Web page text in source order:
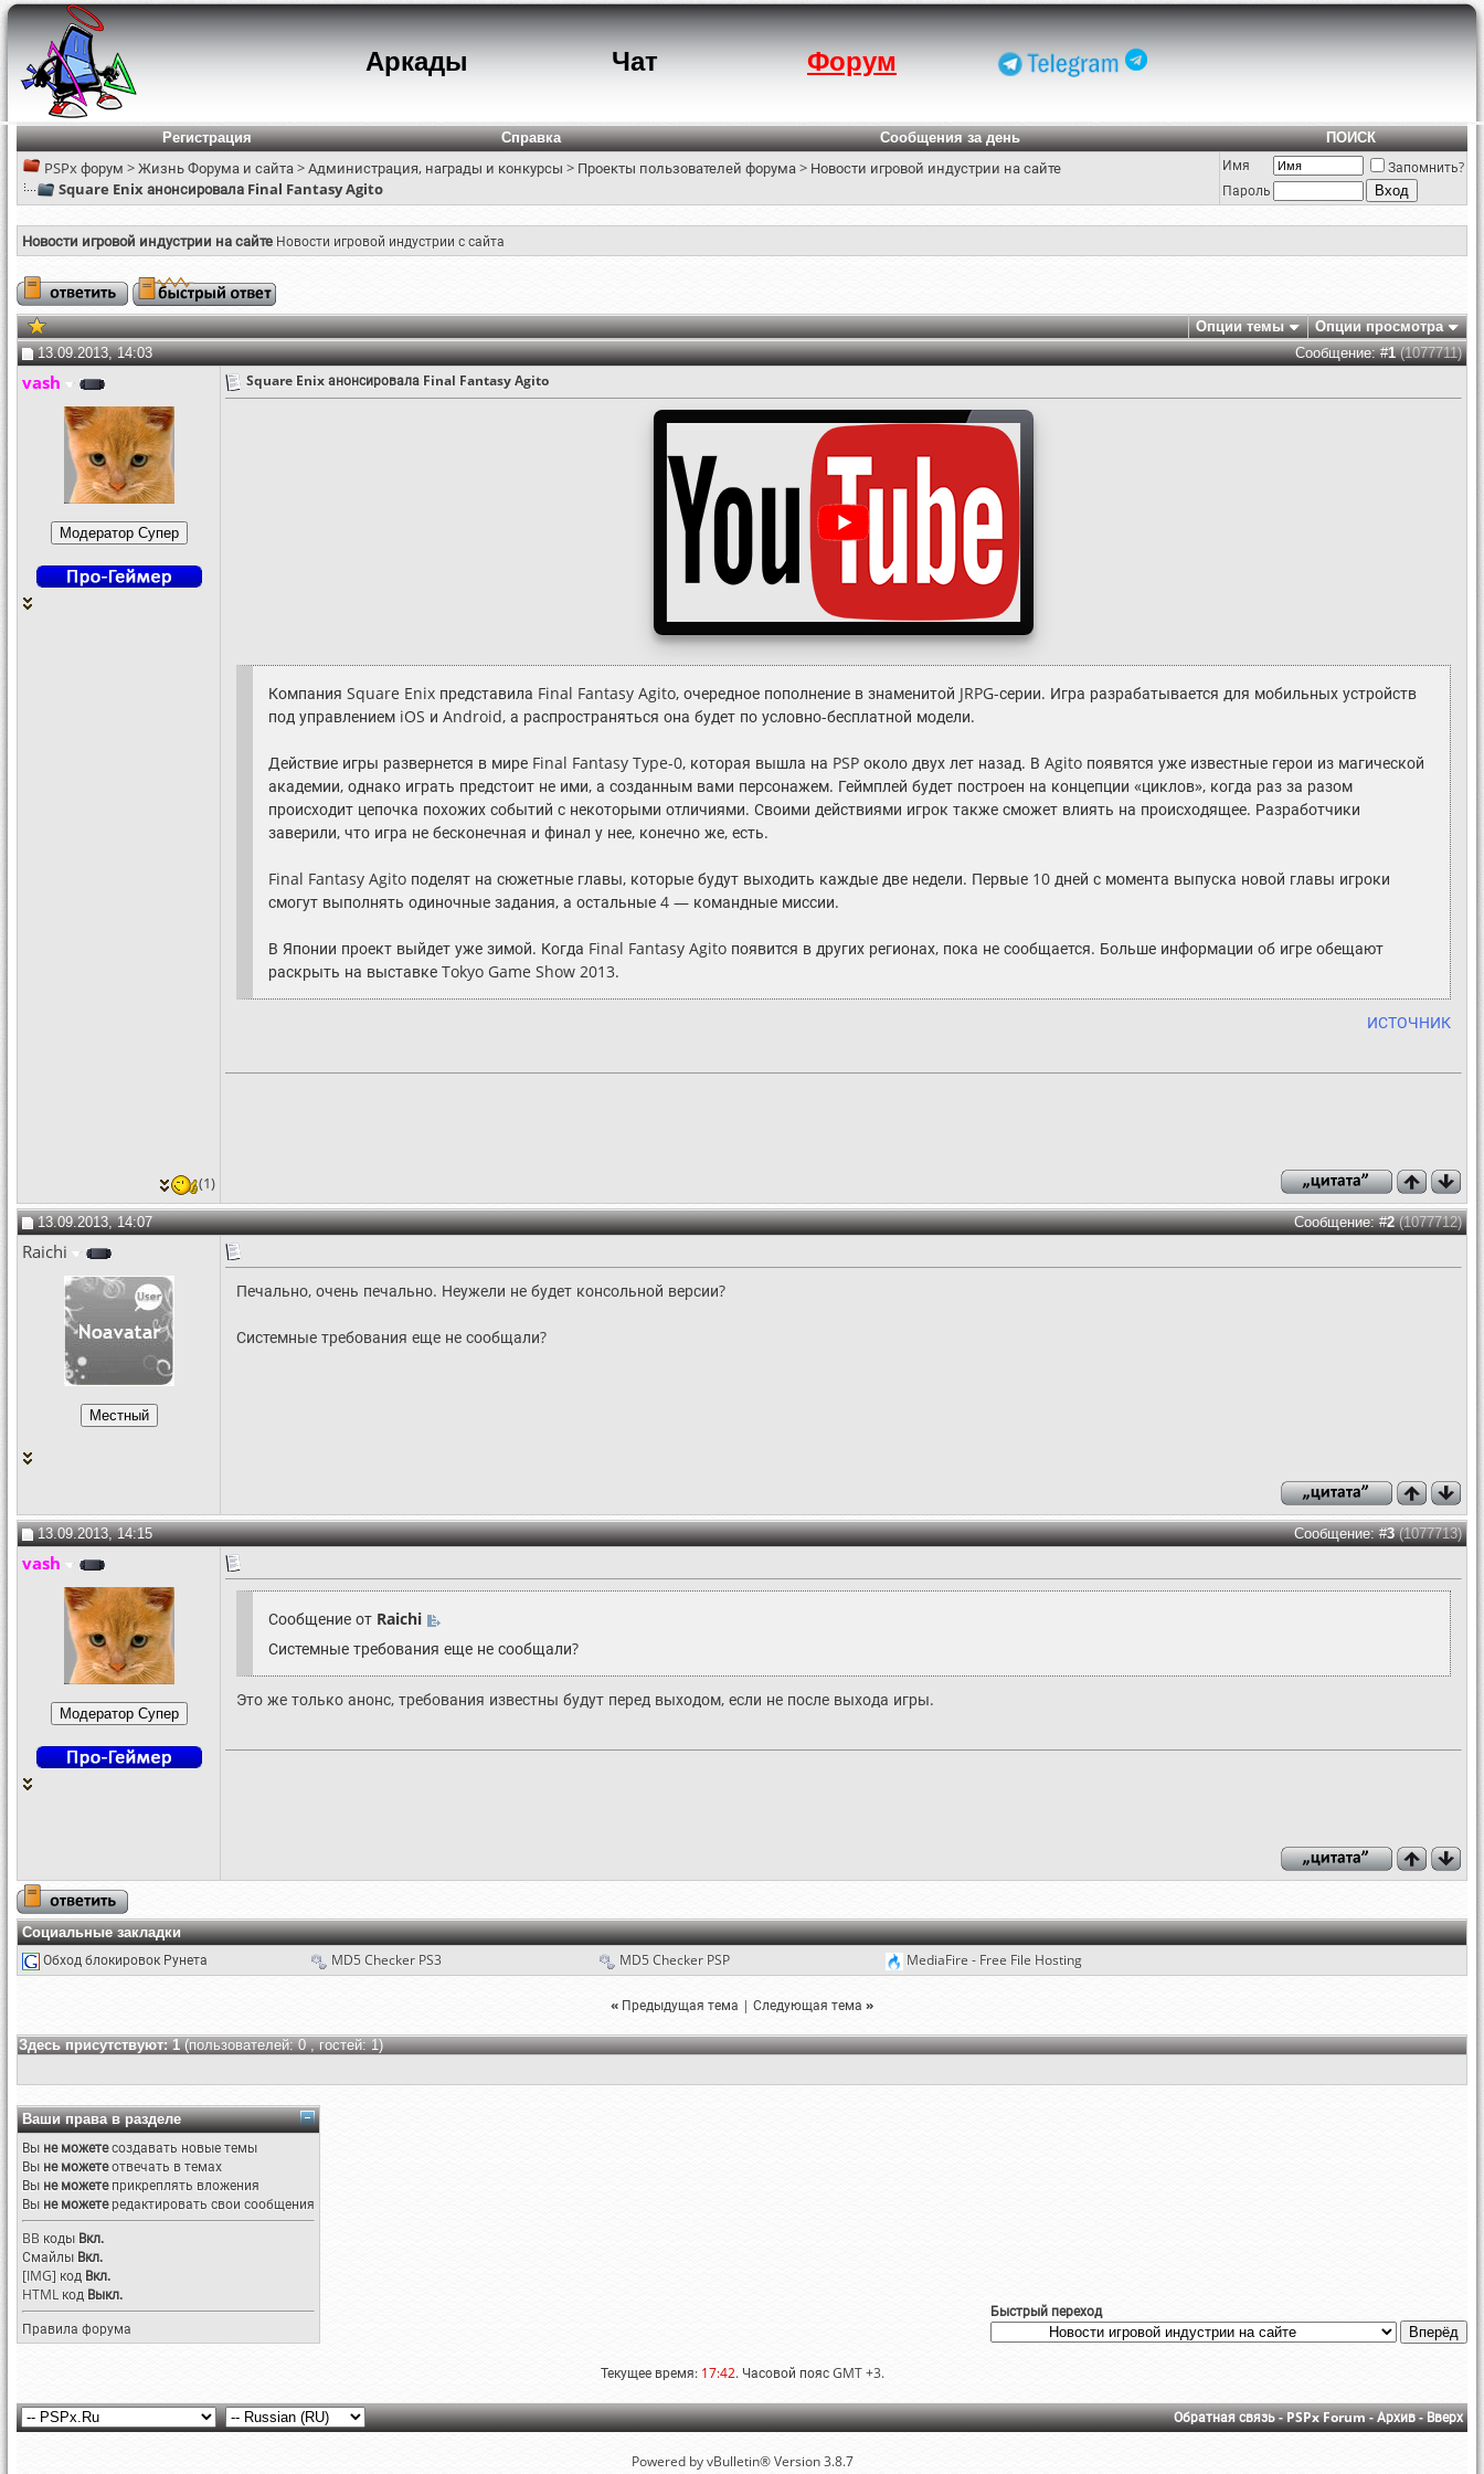
Аркады Чат Форум
Регистрация Справка Сообщения за день ПОИСК
PSPx форум >Жизнь Форума и сайта>Администрация, награды и конкурсы > Проекты пользователей форума> Новости игровой индустрии на сайте
Square Enix анонсировала Final Fantasy Agito
Имя
Запомнить?
Пароль
Новости игровой индустрии на сайтеНовости игровой индустрии с сайта
Опции темы
Опции просмотра
13.09.2013, 14:03
Сообщение: #1(1077711)
vash Square Enix анонсировала Final Fantasy Agito
Компания Square Enix представила Final Fantasy Agito, очередное пополнение в знаменитой JRPG-серии. Игра разрабатывается для мобильных устройств
под управлением iOS и Android, а распространяться она будет по условно-бесплатной модели.
Действие игры развернется в мире Final Fantasy Type-0, которая вышла на PSP около двух лет назад. В Agito появятся уже известные герои из магической
академии, однако играть предстоит не ими, а созданным вами персонажем. Геймплей будет построен на концепции «циклов», когда раз за разом
происходит цепочка похожих событий с некоторыми отличиями. Своими действиями игрок также сможет влиять на происходящее. Разработчики
заверили, что игра не бесконечная и финал у нее, конечно же, есть.
Final Fantasy Agito поделят на сюжетные главы, которые будут выходить каждые две недели. Первые 10 дней с момента выпуска новой главы игроки
смогут выполнять одиночные задания, а остальные 4 — командные миссии.
В Японии проект выйдет уже зимой. Когда Final Fantasy Agito появится в других регионах, пока не сообщается. Больше информации об игре обещают
раскрыть на выставке Tokyo Game Show 2013.
ИСТОЧНИК
(1)
13.09.2013, 14:07 Сообщение: #2(1077712)
Raichi
Печально, очень печально. Неужели не будет консольной версии?
Системные требования еще не сообщали?
13.09.2013, 14:15 Сообщение: #3(1077713)
vash
Сообщение от Raichi
Системные требования еще не сообщали?
Это же только анонс, требования известны будут перед выходом, если не после выхода игры.
Социальные закладки
Обход блокировок Рунета MD5 Checker PS3 MD5 Checker PSP MediaFire - Free File Hosting
« Предыдущая тема | Следующая тема »
Здесь присутствуют: 1(пользователей: 0 , гостей: 1)
Ваши права в разделе
Вы не можетесоздавать новые темы
Вы не можетеотвечать в темах
Вы не можетеприкреплять вложения
Вы не можетередактировать свои сообщения
BB коды Вкл.
Смайлы Вкл.
[IMG] код Вкл.
HTML код Выкл.
Правила форума
Быстрый переход
Текущее время: 17:42. Часовой пояс GMT +3.
Обратная связь-PSPx Forum-Архив-Вверх
Powered by vBulletin® Version 3.8.7